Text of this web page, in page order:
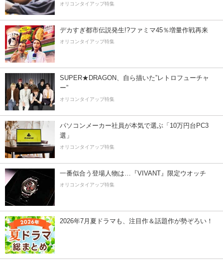
オリコンタイアップ特集
デカすぎ都市伝説発生!?ファミマ45％増量作戦再来
オリコンタイアップ特集
SUPER★DRAGON、自ら描いた”レトロフューチャ
ー”
オリコンタイアップ特集
パソコンメーカー社員が本気で選ぶ「10万円台PC3
選」
オリコンタイアップ特集
一番似合う登場人物は…『VIVANT』限定ウオッチ
オリコンタイアップ特集
2026年7月夏ドラマも、注目作＆話題作が勢ぞろい！